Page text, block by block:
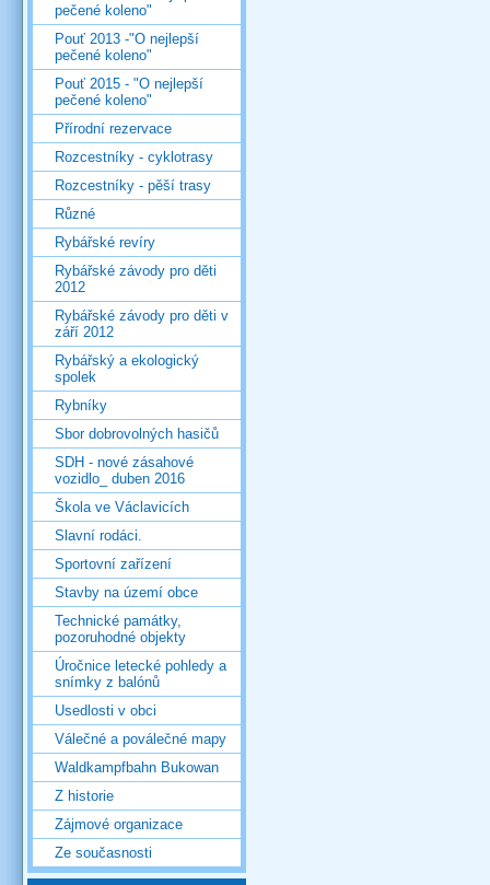
pečené koleno"
Pouť 2013 -"O nejlepší
pečené koleno"
Pouť 2015 - "O nejlepší
pečené koleno"
Přírodní rezervace
Rozcestníky - cyklotrasy
Rozcestníky - pěší trasy
Různé
Rybářské revíry
Rybářské závody pro děti
2012
Rybářské závody pro děti v
září 2012
Rybářský a ekologický
spolek
Rybníky
Sbor dobrovolných hasičů
SDH - nové zásahové
vozidlo_ duben 2016
Škola ve Václavicích
Slavní rodáci.
Sportovní zařízení
Stavby na území obce
Technické památky,
pozoruhodné objekty
Úročnice letecké pohledy a
snímky z balónů
Usedlosti v obci
Válečné a poválečné mapy
Waldkampfbahn Bukowan
Z historie
Zájmové organizace
Ze současnosti